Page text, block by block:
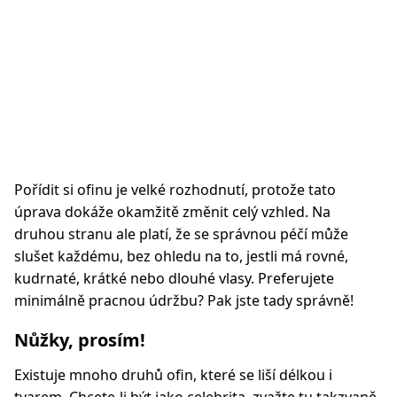
Pořídit si ofinu je velké rozhodnutí, protože tato
úprava dokáže okamžitě změnit celý vzhled. Na
druhou stranu ale platí, že se správnou péčí může
slušet každému, bez ohledu na to, jestli má rovné,
kudrnaté, krátké nebo dlouhé vlasy. Preferujete
minimálně pracnou údržbu? Pak jste tady správně!
Nůžky, prosím!
Existuje mnoho druhů ofin, které se liší délkou i